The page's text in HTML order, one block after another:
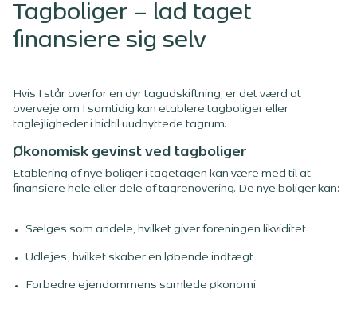
Tagboliger – lad taget
finansiere sig selv
Hvis I står overfor en dyr tagudskiftning, er det værd at
overveje om I samtidig kan etablere tagboliger eller
taglejligheder i hidtil uudnyttede tagrum.
Økonomisk gevinst ved tagboliger
Etablering af nye boliger i tagetagen kan være med til at
finansiere hele eller dele af tagrenovering. De nye boliger kan:
Sælges som andele, hvilket giver foreningen likviditet
Udlejes, hvilket skaber en løbende indtægt
Forbedre ejendommens samlede økonomi